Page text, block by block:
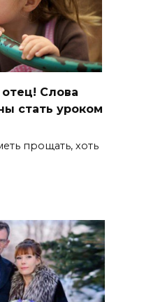
Слова
стать уроком
прощать, хоть